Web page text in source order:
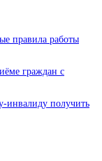
правила работы
граждан с
инвалиду получить